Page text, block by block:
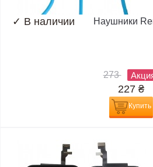
✓ В наличии Наушники
273
227 ₴
Купить